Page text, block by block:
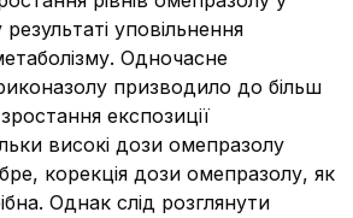
уповільнення
Одночасне
призводило до більш
експозиції
високі дози омепразолу
корекція дози омепразолу, як
Однак слід розглянути